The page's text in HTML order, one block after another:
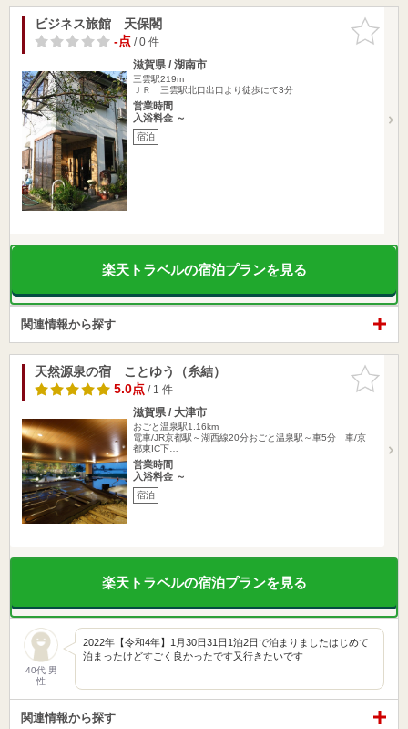
お気に入
りに追加
ビジネス旅館 天保閣
-点/ 0 件
滋賀県 / 湖南市
三雲駅219m
ＪＲ 三雲駅北口出口より徒歩にて3分
営業時間
入浴料金 ～
宿泊
楽天トラベルの宿泊プランを見る
関連情報から探す
お気に入
りに追加
天然源泉の宿 ことゆう（糸結）
5.0点/ 1 件
滋賀県 / 大津市
おごと温泉駅1.16km
電車/JR京都駅～湖西線20分おごと温泉駅～車5分 車/京
都東IC下…
営業時間
入浴料金 ～
宿泊
楽天トラベルの宿泊プランを見る
40代 男
性
2022年【令和4年】1月30日31日1泊2日で泊まりましたはじめて
泊まったけどすごく良かったです又行きたいです
関連情報から探す